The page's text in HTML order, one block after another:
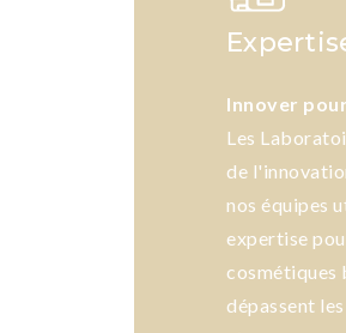
Innover
Les
de
nos équipes
expertise
cosmétiques
dépassent